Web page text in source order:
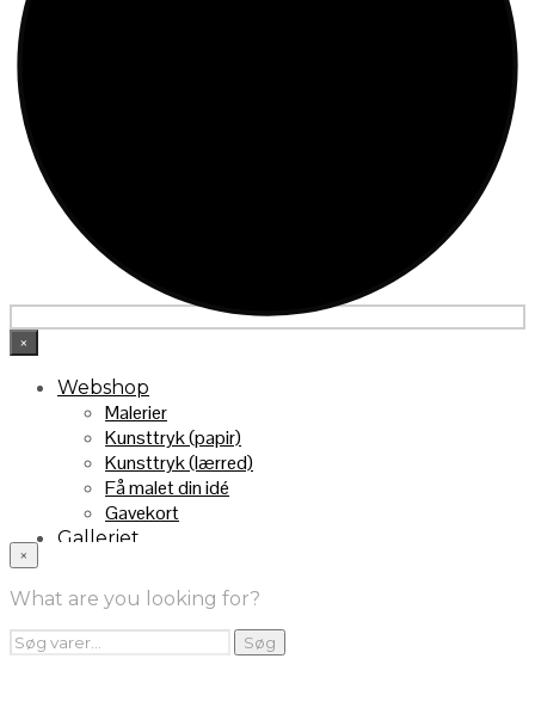
×
Webshop
Malerier
Kunsttryk (papir)
Kunsttryk (lærred)
Få malet din idé
Gavekort
Galleriet
Handelsebetingelser
Returnering
FRA TV
Videoklip fra TV2
×
What are you looking for?
Søg
efter:
Søg